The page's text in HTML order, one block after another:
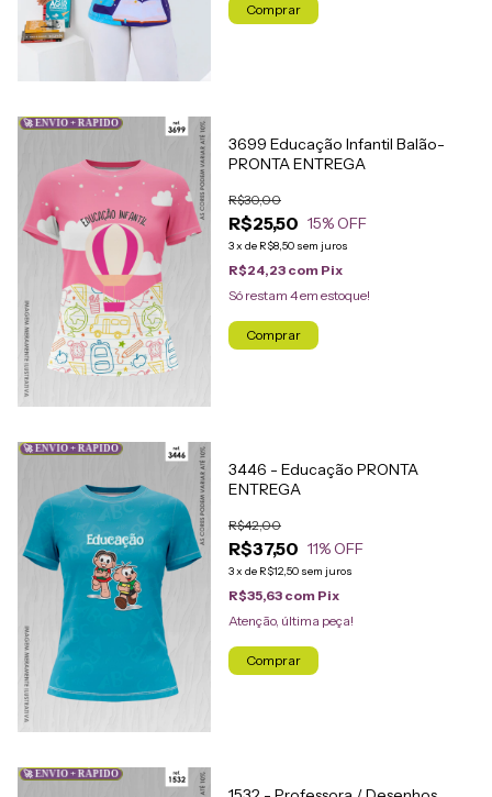
Comprar
🚀 ENVIO + RÁPIDO
3699 Educação Infantil Balão-
PRONTA ENTREGA
R$25,50
R$30,00
15% OFF
3x de R$8,50 sem juros
R$24,23 com Pix
Só restam 4em estoque!
Comprar
🚀 ENVIO + RÁPIDO
3446 - Educação PRONTA
ENTREGA
R$37,50
R$42,00
11% OFF
3x de R$12,50 sem juros
R$35,63 com Pix
Atenção, última peça!
Comprar
🚀 ENVIO + RÁPIDO